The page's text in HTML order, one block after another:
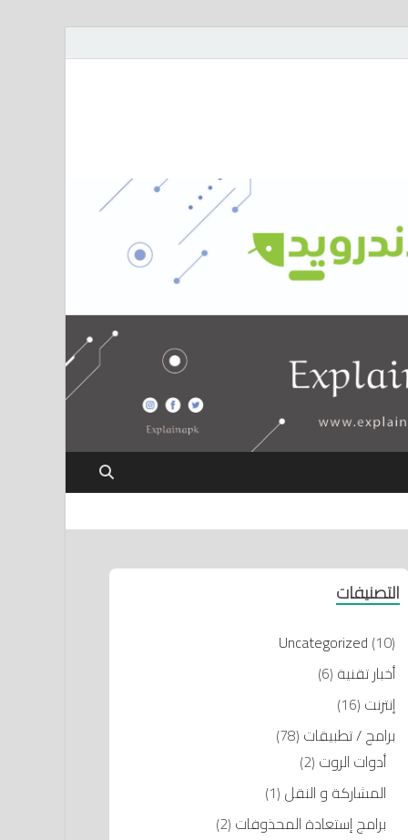
التصنيفات
Uncategorized (10)
أخبار تقنية (6)
إنترنت (16)
برامج / تطبيقات (78)
أدوات الروت (2)
المشاركة و النقل (1)
برامج إستعادة المحذوفات (2)